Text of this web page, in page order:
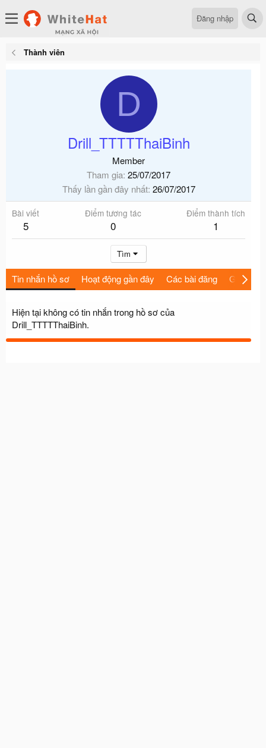
Đăng nhập
Thành viên
D
Drill_TTTTThaiBinh
Member
Tham gia 25/07/2017
Thấy lần gần đây nhất 26/07/2017
Bài viết
5
Điểm tương tác
0
Điểm thành tích
1
Tìm
Tin nhắn hồ sơ Hoạt động gần đây Các bài đăng Giới thiệu
Hiện tại không có tin nhắn trong hồ sơ của
Drill_TTTTThaiBinh.